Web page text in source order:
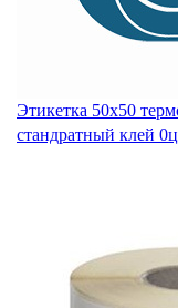
Этикетка 50х50
стандратный клей